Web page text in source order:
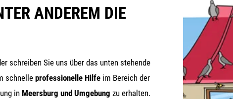
ANDEREM DIE
schrei­ben Sie uns über das unten ste­hen­de
schnel­le pro­fes­sio­nel­le Hil­feim Bereich der
in Meers­burg und Umge­bung zu erhalten.